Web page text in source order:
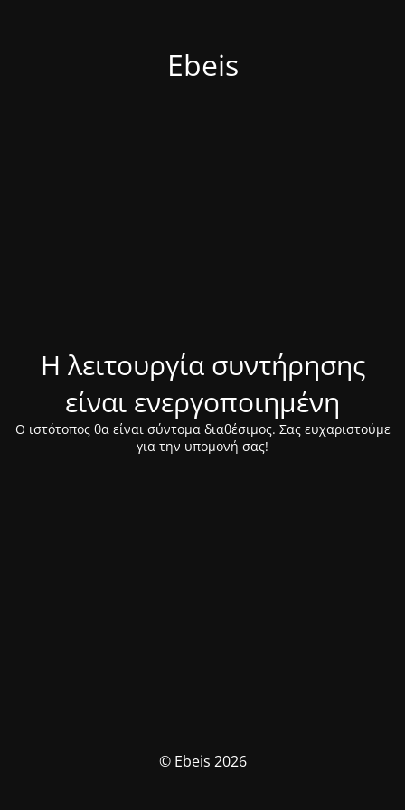
Ebeis
Η λειτουργία συντήρησης
είναι ενεργοποιημένη
Ο ιστότοπος θα είναι σύντομα διαθέσιμος. Σας ευχαριστούμε
για την υπομονή σας!
© Ebeis 2026